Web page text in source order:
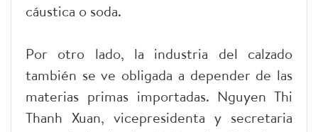
cáustica o soda.
Por otro lado, la industria del calzado
también se ve obligada a depender de las
materias primas importadas. Nguyen Thi
Thanh Xuan, vicepresidenta y secretaria